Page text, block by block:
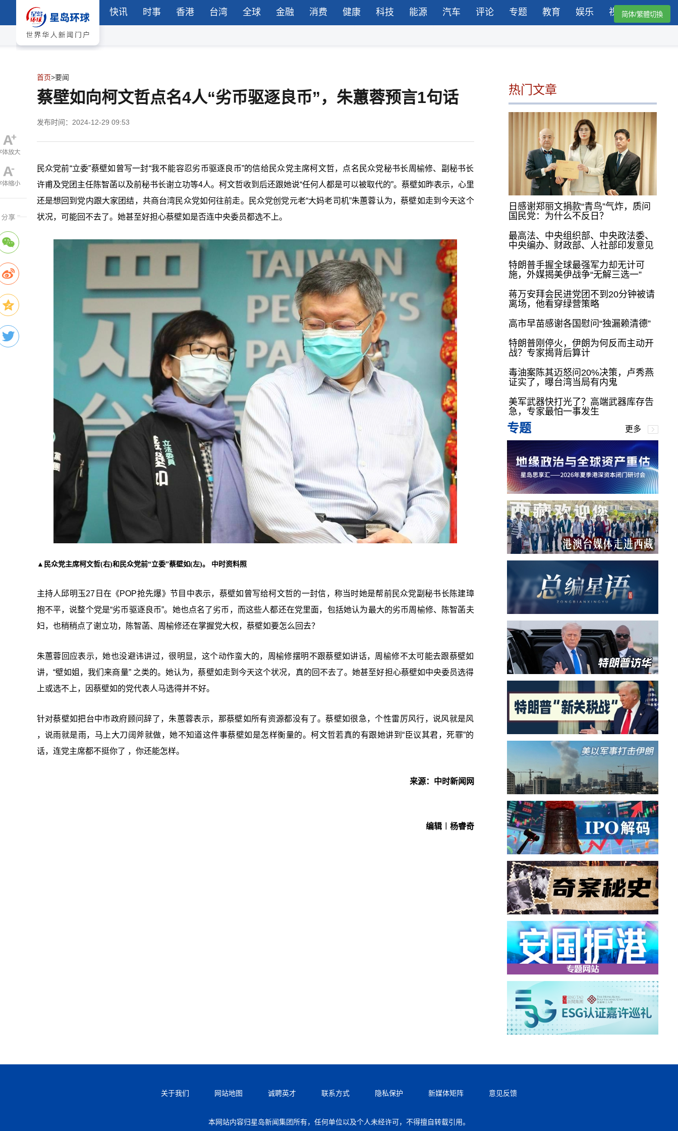
快讯 时事 香港 台湾 全球 金融 消费 健康 科技 能源 汽车 评论 专题 教育 娱乐 视频简体/繁體切換
首页>要闻
蔡壁如向柯文哲点名4人“劣币驱逐良币”，朱蕙蓉预言1句话
发布时间：2024-12-29 09:53
民众党前“立委”蔡壁如曾写一封“我不能容忍劣币驱逐良币”的信给民众党主席柯文哲，点名民众党秘书长周榆修、副秘书长
许甫及党团主任陈智菡以及前秘书长谢立功等4人。柯文哲收到后还跟她说“任何人都是可以被取代的”。蔡壁如昨表示，心里
还是想回到党内跟大家团结，共商台湾民众党如何往前走。民众党创党元老“大妈老司机”朱蕙蓉认为，蔡壁如走到今天这个
状况，可能回不去了。她甚至好担心蔡壁如是否连中央委员都选不上。
▲民众党主席柯文哲(右)和民众党前“立委”蔡壁如(左)。 中时资料照
主持人邱明玉27日在《POP抢先爆》节目中表示，蔡壁如曾写给柯文哲的一封信，称当时她是帮前民众党副秘书长陈建璋
抱不平，说整个党是“劣币驱逐良币”。她也点名了劣币，而这些人都还在党里面，包括她认为最大的劣币周榆修、陈智菡夫
妇，也稍稍点了谢立功，陈智菡、周榆修还在掌握党大权，蔡壁如要怎么回去？
朱蕙蓉回应表示，她也没避讳讲过，很明显，这个动作蛮大的，周榆修摆明不跟蔡壁如讲话，周榆修不太可能去跟蔡壁如
讲，“壁如姐，我们来商量” 之类的。她认为，蔡壁如走到今天这个状况，真的回不去了。她甚至好担心蔡壁如中央委员选得
上或选不上，因蔡壁如的党代表人马选得并不好。
针对蔡壁如把台中市政府顾问辞了，朱蕙蓉表示，那蔡壁如所有资源都没有了。蔡壁如很急，个性雷厉风行，说风就是风
，说雨就是雨，马上大刀阔斧就做，她不知道这件事蔡壁如是怎样衡量的。柯文哲若真的有跟她讲到“臣议其君，死罪”的
话，连党主席都不挺你了 ，你还能怎样。
来源：中时新闻网
编辑︱杨睿奇
热门文章
日感谢郑丽文捐款“青鸟”气炸，质问
国民党：为什么不反日？
最高法、中央组织部、中央政法委、
中央编办、财政部、人社部印发意见
特朗普手握全球最强军力却无计可
施，外媒揭美伊战争“无解三选一”
蒋万安拜会民进党团不到20分钟被请
离场，他看穿绿营策略
高市早苗感谢各国慰问“独漏赖清德”
特朗普刚停火，伊朗为何反而主动开
战？专家揭背后算计
毒油案陈其迈怒问20%决策，卢秀燕
证实了，曝台湾当局有内鬼
美军武器快打光了？高端武器库存告
急，专家最怕一事发生
专题 更多
关于我们 网站地图 诚聘英才 联系方式 隐私保护 新媒体矩阵 意见反馈
本网站内容归星岛新闻集团所有，任何单位以及个人未经许可，不得擅自转载引用。